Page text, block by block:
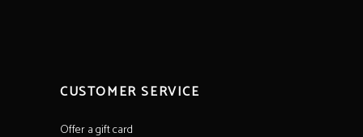
CUSTOMER SERVICE
Offer a gift card